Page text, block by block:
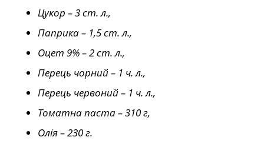
Цукор – 3 ст. л.,
Паприка – 1,5 ст. л.,
Оцет 9% – 2 ст. л.,
Перець чорний – 1 ч. л.,
Перець червоний – 1 ч. л.,
Томатна паста – 310 г,
Олія – 230 г.